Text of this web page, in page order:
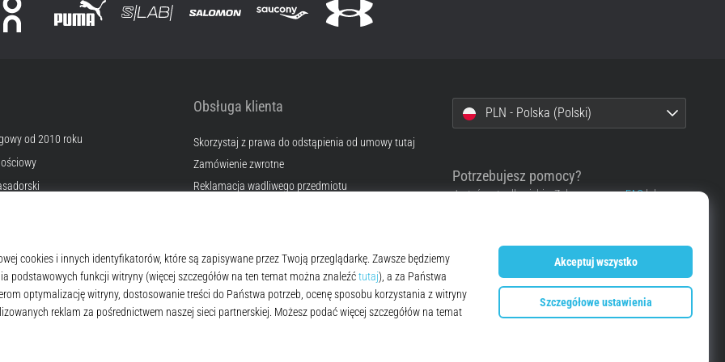
od 2010 roku
Obsługa klienta
Skorzystaj z prawa do odstąpienia od umowy tutaj
Zamówienie zwrotne
Reklamacja wadliwego przedmiotu
Kontakt
Często zadawane pytania
Polityka prywatności
PLN - Polska (Polski)
Potrzebujesz pomocy?
Jesteśmy tu dla ciebie. Zobacz, proszę,FAQlub
Skontaktować się z pomocą